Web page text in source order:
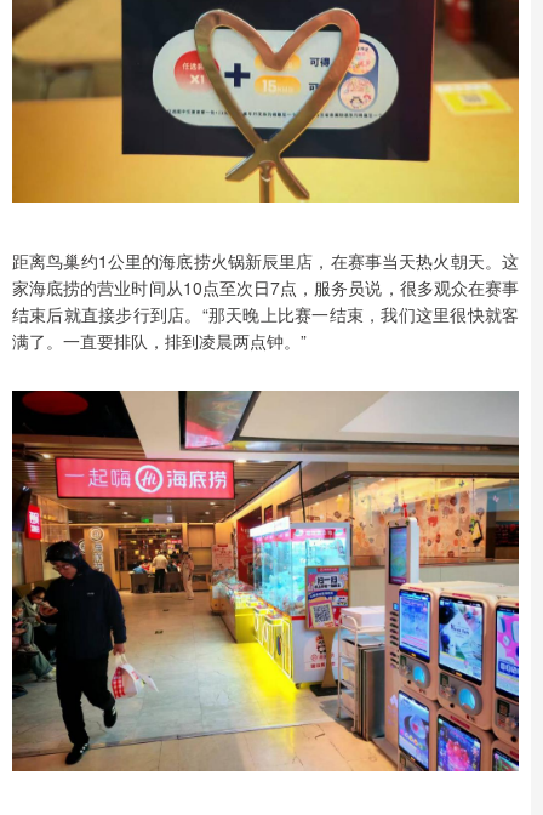
距离鸟巢约1公里的海底捞火锅新辰里店，在赛事当天热火朝天。这
家海底捞的营业时间从10点至次日7点，服务员说，很多观众在赛事
结束后就直接步行到店。“那天晚上比赛一结束，我们这里很快就客
满了。一直要排队，排到凌晨两点钟。”